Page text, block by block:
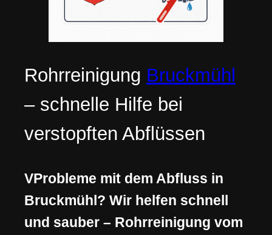
Rohrreinigung Bruckmühl
– schnelle Hilfe bei
verstopften Abflüssen
VProbleme mit dem Abfluss in
Bruckmühl? Wir helfen schnell
und sauber – Rohrreinigung vom